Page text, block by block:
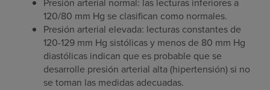
120/80 mm Hg se clasifican como normales.
Presión arterial elevada: lecturas constantes de
120-129 mm Hg sistólicas y menos de 80 mm Hg
diastólicas indican que es probable que se
desarrolle presión arterial alta (hipertensión) si no
se toman las medidas adecuadas.